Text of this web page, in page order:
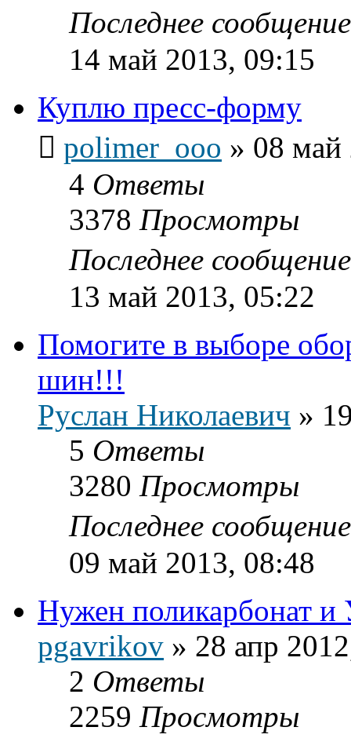
Последнее
14 май 2013, 09:15
Куплю пресс-форму
polimer_ooo » 08 май
4 Ответы
3378 Просмотры
Последнее
13 май 2013, 05:22
Помогите в выборе
шин!!!
Руслан Николаевич »
5 Ответы
3280 Просмотры
Последнее
09 май 2013, 08:48
Нужен поликарбонат
pgavrikov » 28 апр
2 Ответы
2259 Просмотры